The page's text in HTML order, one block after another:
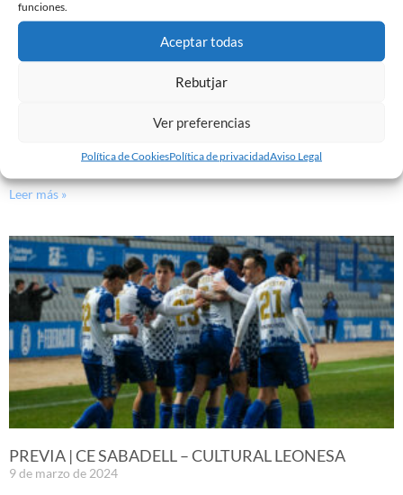
funciones.
Aceptar todas
Rebutjar
Ver preferencias
Política de CookiesPolítica de privacidadAviso Legal
EL SABADELL EMPATA ANTE LA CULTURAL EN LA
10 de marzo de 2024
Leer más »
PREVIA | CE SABADELL – CULTURAL LEONESA
9 de marzo de 2024